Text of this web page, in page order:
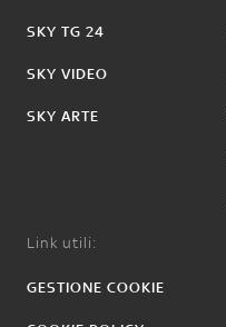
SKY TG 24
SKY VIDEO
SKY ARTE
Link utili:
GESTIONE COOKIE